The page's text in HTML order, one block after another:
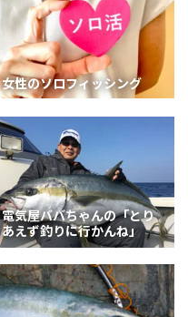
女性のソロフィッシング
電気屋ババちゃんの「とり
あえず釣りに行かんね」